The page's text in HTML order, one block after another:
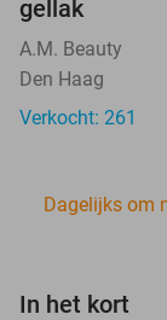
gellak
A.M. Beauty
Den Haag
Verkocht: 261
Dagelijks om
In het kort